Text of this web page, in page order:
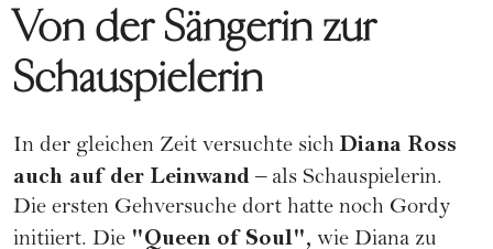
Von der Sängerin zur
Schauspielerin
In der gleichen Zeit versuchte sichDiana Ross
auch auf der Leinwand– als Schauspielerin.
Die ersten Gehversuche dort hatte noch Gordy
initiiert. Die "Queen of Soul", wie Diana zu